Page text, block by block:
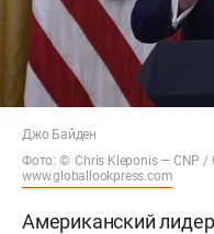
Джо Байден
Фото: © Chris Kleponis — CNP /
www.globallookpress.com
Американский